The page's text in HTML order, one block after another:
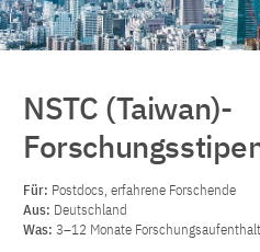
NSTC (Taiwan)-
Für: Postdocs, erfahrene Forschende
Aus: Deutschland
Was: 3–12 Monate